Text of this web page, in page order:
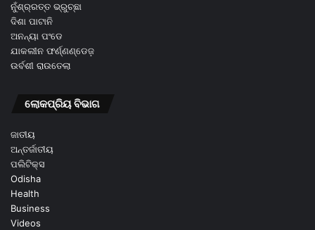
ନୁଁଶ୍ର୍ରତ୍ତ ଭ୍ରୁଚ୍ଛା
ଦିଶା ପାଟାନି
ଅନନ୍ୟା ପଂଡେ
ଯାକଲୀନ ଫର୍ଣ୍ଣଣ୍ଡେଜ଼
ଉର୍ବଶୀ ରାଉତେଲା
ଲୋକପ୍ରିୟ ବିଭାଗ
ଜାତୀୟ
ଅନ୍ତର୍ଜାତୀୟ
ପଲିଟିକ୍ସ
Odisha
Health
Business
Videos